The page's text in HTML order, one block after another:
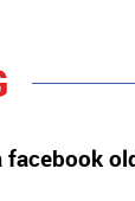
facebook